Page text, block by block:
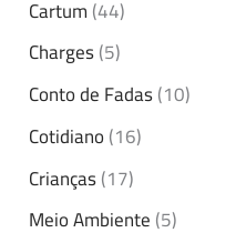
Cartum(44)
Charges(5)
Conto de Fadas(10)
Cotidiano(16)
Crianças(17)
Meio Ambiente(5)